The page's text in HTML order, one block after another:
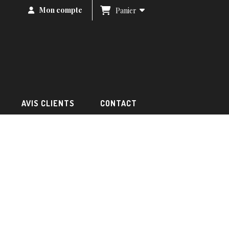
Mon compte Panier
AVIS CLIENTS CONTACT